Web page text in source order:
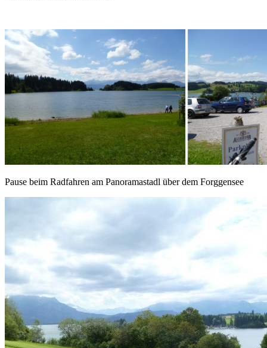
Pause beim Radfahren am Panoramastadl über dem Forggensee